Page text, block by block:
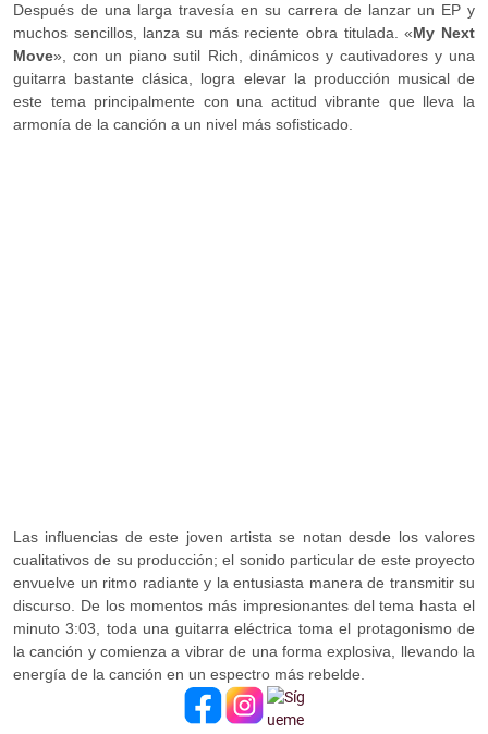
Después de una larga travesía en su carrera de lanzar un EP y
muchos sencillos, lanza su más reciente obra titulada. «My Next
Move», con un piano sutil Rich, dinámicos y cautivadores y una
guitarra bastante clásica, logra elevar la producción musical de
este tema principalmente con una actitud vibrante que lleva la
armonía de la canción a un nivel más sofisticado.
Las influencias de este joven artista se notan desde los valores
cualitativos de su producción; el sonido particular de este proyecto
envuelve un ritmo radiante y la entusiasta manera de transmitir su
discurso. De los momentos más impresionantes del tema hasta el
minuto 3:03, toda una guitarra eléctrica toma el protagonismo de
la canción y comienza a vibrar de una forma explosiva, llevando la
energía de la canción en un espectro más rebelde.